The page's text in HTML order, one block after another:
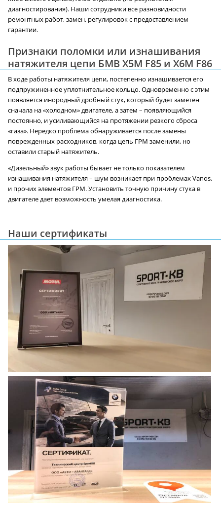
диагностирования). Наши сотрудники все разновидности
ремонтных работ, замен, регулировок с предоставлением
гарантии.
Признаки поломки или изнашивания
натяжителя цепи БМВ X5M F85 и X6M F86
В ходе работы натяжителя цепи, постепенно изнашивается его
подпружиненное уплотнительное кольцо. Одновременно с этим
появляется инородный дробный стук, который будет заметен
сначала на «холодном» двигателе, а затем – появляющийся
постоянно, и усиливающийся на протяжении резкого сброса
«газа». Нередко проблема обнаруживается после замены
поврежденных расходников, когда цепь ГРМ заменили, но
оставили старый натяжитель.
«Дизельный» звук работы бывает не только показателем
изнашивания натяжителя – шум возникает при проблемах Vanos,
и прочих элементов ГРМ. Установить точную причину стука в
двигателе дает возможность умелая диагностика.
Наши сертификаты